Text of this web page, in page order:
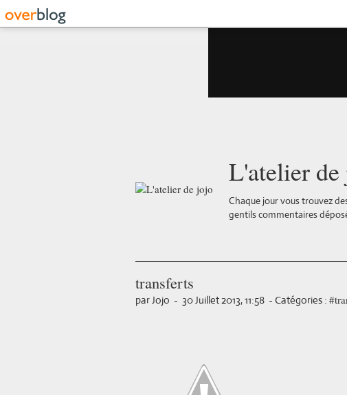
L'atelier
Chaque jour vous trouvez
gentils commentaires
transferts
par Jojo - 30 Juillet 2013, 11:58 - Catégories :